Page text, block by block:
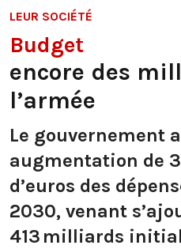
LEUR SOCIÉTÉ
Budget
encore des
l’armée
Le gouvernement
augmentation de
d’euros des
2030, venant
413 milliards